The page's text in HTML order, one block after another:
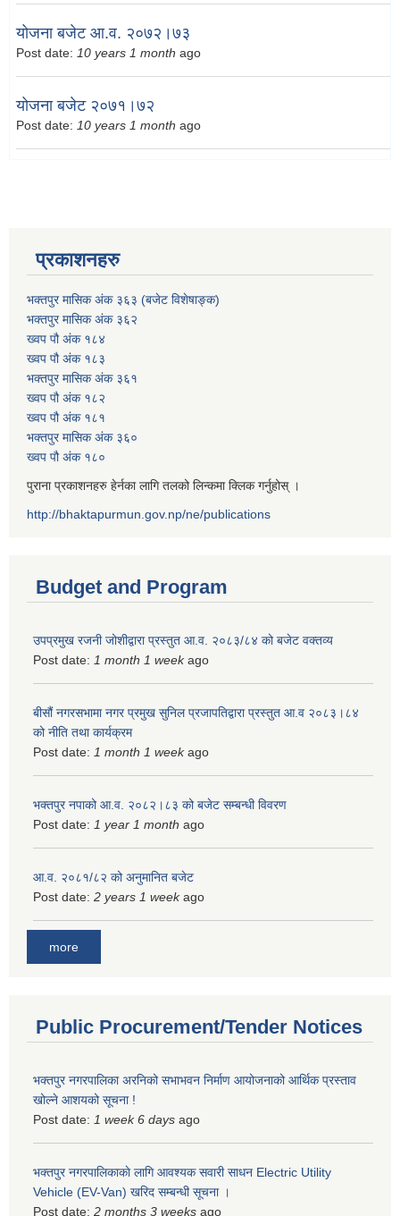
योजना बजेट आ.व. २०७२।७३
Post date: 10 years 1 month ago
योजना बजेट २०७१।७२
Post date: 10 years 1 month ago
प्रकाशनहरु
भक्तपुर मासिक अंक ३६३ (बजेट विशेषाङ्क)
भक्तपुर मासिक अंक ३६२
ख्वप पौ अंक १८४
ख्वप पौ अंक १८३
भक्तपुर मासिक अंक ३६१
ख्वप पौ अंक १८२
ख्वप पौ अंक १८१
भक्तपुर मासिक अंक ३६०
ख्वप पौ अंक १८०
पुराना प्रकाशनहरु हेर्नका लागि तलको लिन्कमा क्लिक गर्नुहोस् ।
http://bhaktapurmun.gov.np/ne/publications
Budget and Program
उपप्रमुख रजनी जोशीद्वारा प्रस्तुत आ.व. २०८३/८४ को बजेट वक्तव्य
Post date: 1 month 1 weekago
बीसौं नगरसभामा नगर प्रमुख सुनिल प्रजापतिद्वारा प्रस्तुत आ.व‍ २०८३।८४
को नीति तथा कार्यक्रम
Post date: 1 month 1 weekago
भक्तपुर नपाको आ.व. २०८२।८३ को बजेट सम्बन्धी विवरण
Post date: 1 year 1 month ago
आ.व. २०८१/८२ को अनुमानित बजेट
Post date: 2 years 1 weekago
more
Public Procurement/Tender Notices
भक्तपुर नगरपालिका अरनिको सभाभवन निर्माण आयोजनाको आर्थिक प्रस्ताव
खोल्ने आशयको सूचना !
Post date: 1 week 6 days ago
भक्तपुर नगरपालिकाकाे लागि आवश्यक सवारी साधन Electric Utility
Vehicle (EV-Van) खरिद सम्बन्धी सूचना ।
Post date: 2 months 3 weeks ago